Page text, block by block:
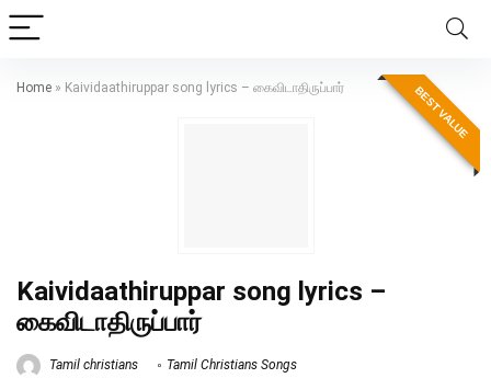
Home » Kaividaathiruppar song lyrics – கைவிடாதிருப்பார் BEST VALUE
Kaividaathiruppar song lyrics –
கைவிடாதிருப்பார்
Tamil christians
Tamil Christians Songs